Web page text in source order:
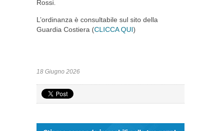
Rossi.
L’ordinanza è consultabile sul sito della
Guardia Costiera (CLICCA QUI)
18 Giugno 2026